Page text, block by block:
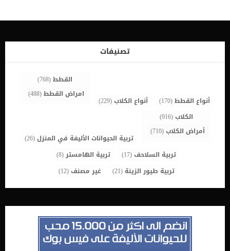
يكون أقل من 40. وسكر الدم الطبيعي يتراوح بين 80 و 120. ستظهر على
مثل: _الخمول _الضعف _فقدان الوزن _شراهة الاكل _النوبات _الانهيار
غالبا ما يحدث هذا الخلل فى نسبة الانسولين فى جسم الكلب نتيجة ورم
البنكرياس تشخيص الطبيب البيطرى لحالة الكلب من خلال التحاليل سيتبين
تصنيفات
أنواع القطط(170) أنواع الكلاب(229)
القطط(768)
امراض القطط(488)
الكلاب(916)
أمراض الكلاب(710)
تربية الحيوانات الأليفة في المنزل(26)
تربية السلاحف(17) تربية الهامستر(8)
تربية طيور الزينة (21) غير مصنف(12)